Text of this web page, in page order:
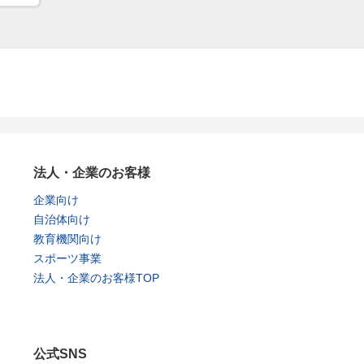
法人・企業のお客様
企業向け
自治体向け
教育機関向け
スポーツ事業
法人・企業のお客様TOP
公式SNS